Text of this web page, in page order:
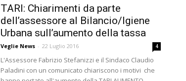
TARI: Chiarimenti da parte
dell’assessore al Bilancio/Igiene
Urbana sull’aumento della tassa
Veglie News - 22 Luglio 2016 4
L'Assessore Fabrizio Stefanizzi e il Sindaco Claudio
Paladini con un comunicato chiariscono i motivi che